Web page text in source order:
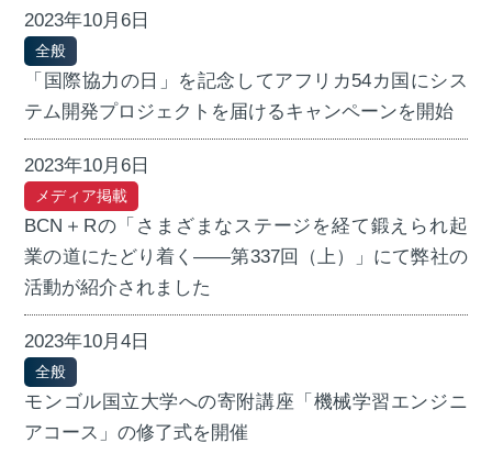
2023年10月6日
全般
「国際協力の日」を記念してアフリカ54カ国にシス
テム開発プロジェクトを届けるキャンペーンを開始
2023年10月6日
メディア掲載
BCN＋Rの「さまざまなステージを経て鍛えられ起
業の道にたどり着く――第337回（上）」にて弊社の
活動が紹介されました
2023年10月4日
全般
モンゴル国立大学への寄附講座「機械学習エンジニ
アコース」の修了式を開催